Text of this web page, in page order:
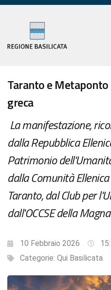
Taranto e
greca
La manifestazione,
dalla Repubblica
Patrimonio
dalla Comunità
Taranto, dal Club per
dall'OCCSE della
10 Febbraio 2026
Categorie: Qui Basilicata